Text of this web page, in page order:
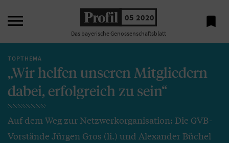
 05 2020
Das bayerische Genossenschaftsblatt

TOPTHEMA
„Wir helfen unseren Mitgliedern
dabei, erfolgreich zu sein“
Auf dem Weg zur Netzwerkorganisation: Die GVB-
Vorstände Jürgen Gros (li.) und Alexander Büchel